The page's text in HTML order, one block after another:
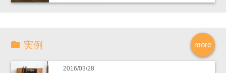
more
実例
2016/03/28